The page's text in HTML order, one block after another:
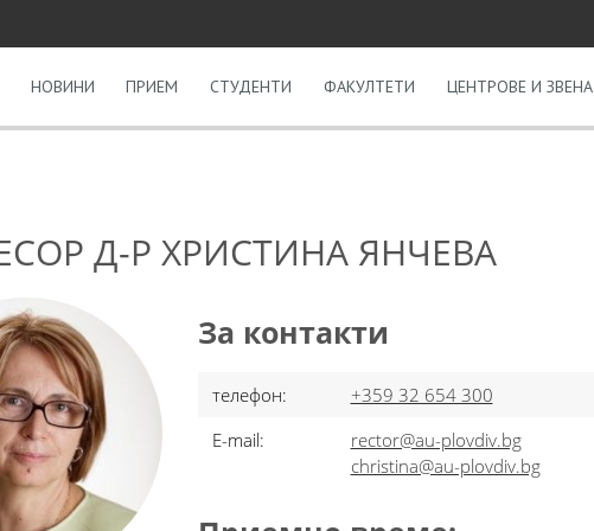
НОВИНИ ПРИЕМ СТУДЕНТИ ФАКУЛТЕТИ ЦЕНТРОВЕ И ЗВЕНА
Д-Р ХРИСТИНА ЯНЧЕВА
За контакти
телефон:
+359 32 654 300
E-mail:
rector@au-plovdiv.bg
christina@au-plovdiv.bg